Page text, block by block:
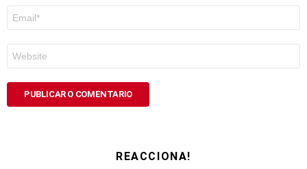
electrónico
*
REACCIONA!